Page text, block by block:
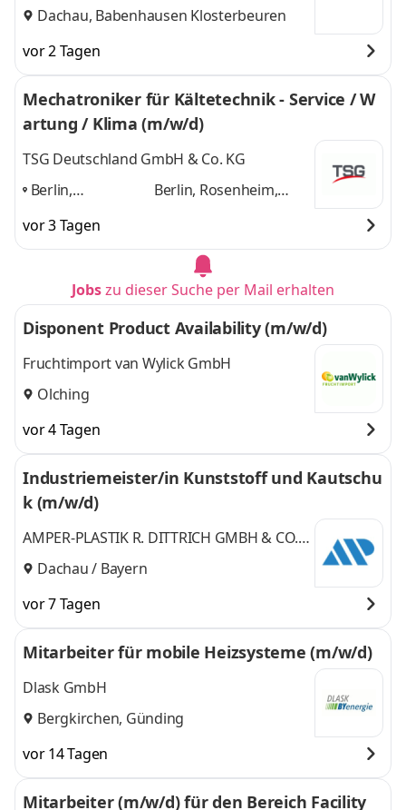
Co. KG
Dachau, Babenhausen Klosterbeuren
vor 2 Tagen
Mechatroniker für Kältetechnik - Service / W
artung / Klima (m/w/d)
TSG Deutschland GmbH & Co. KG
Berlin,
München,
Stuttgart,
Berlin, Rosenheim,
vor 3 Tagen
Jobszu dieser Suche per Mail erhalten
Disponent Product Availability (m/w/d)
Fruchtimport van Wylick GmbH
Olching
vor 4 Tagen
Industriemeister/in Kunststoff und Kautschu
k (m/w/d)
AMPER-PLASTIK R. DITTRICH GMBH & CO.
KGDachau / Bayern
vor 7 Tagen
Mitarbeiter für mobile Heizsysteme (m/w/d)
Dlask GmbH
Bergkirchen, Günding
vor 14 Tagen
Mitarbeiter (m/w/d) für den Bereich Facility